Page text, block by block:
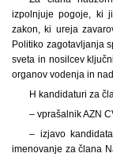
izpolnjuje pogoje, ki
zakon, ki ureja
Politiko zagotavljanja
sveta in nosilcev
organov vodenja in
H kandidaturi za
– vprašalnik AZN
– izjavo
imenovanje za člana